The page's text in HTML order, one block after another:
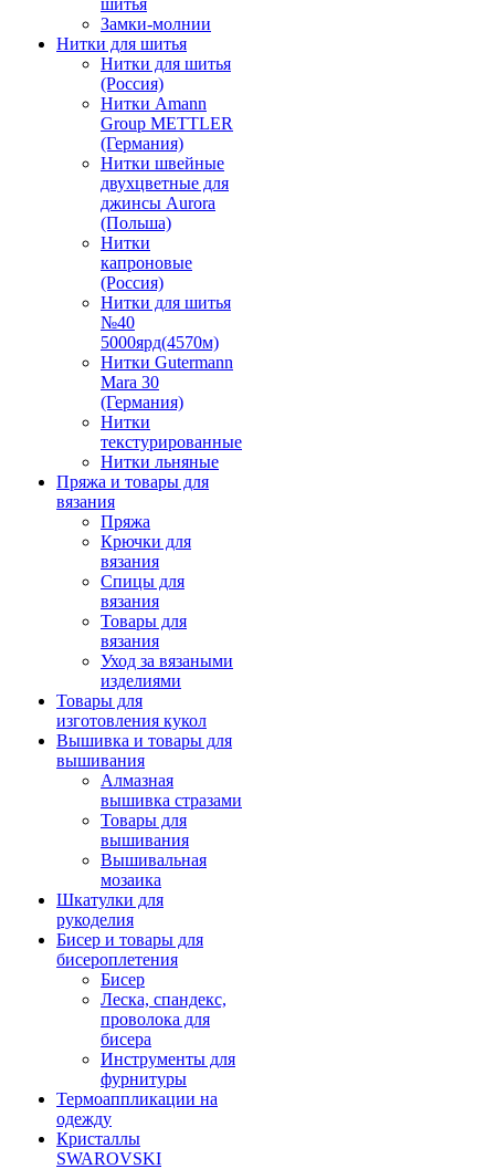
шитья
Замки-молнии
Нитки для шитья
Нитки для шитья
(Россия)
Нитки Amann
Group METTLER
(Германия)
Нитки швейные
двухцветные для
джинсы Aurora
(Польша)
Нитки
капроновые
(Россия)
Нитки для шитья
№40
5000ярд(4570м)
Нитки Gutermann
Mara 30
(Германия)
Нитки
текстурированные
Нитки льняные
Пряжа и товары для
вязания
Пряжа
Крючки для
вязания
Спицы для
вязания
Товары для
вязания
Уход за вязаными
изделиями
Товары для
изготовления кукол
Вышивка и товары для
вышивания
Алмазная
вышивка стразами
Товары для
вышивания
Вышивальная
мозаика
Шкатулки для
рукоделия
Бисер и товары для
бисероплетения
Бисер
Леска, спандекс,
проволока для
бисера
Инструменты для
фурнитуры
Термоаппликации на
одежду
Кристаллы
SWAROVSKI